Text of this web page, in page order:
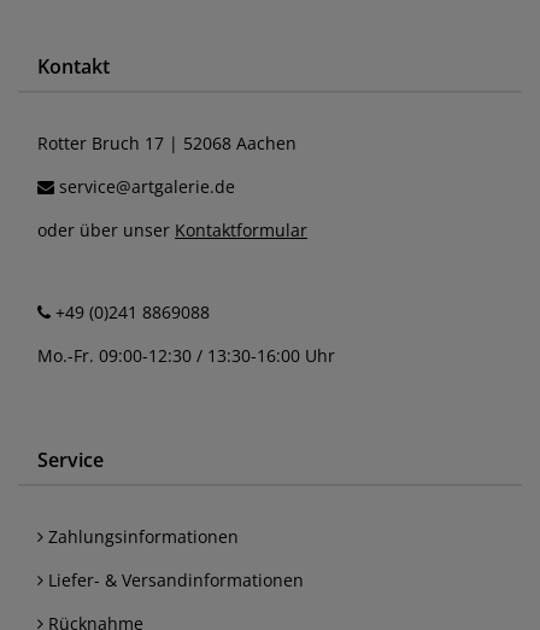
Kontakt
Rotter Bruch 17 | 52068 Aachen
service@artgalerie.de
oder über unser Kontaktformular
+49 (0)241 8869088
Mo.-Fr. 09:00-12:30 / 13:30-16:00 Uhr
Service
Zahlungsinformationen
Liefer- & Versandinformationen
Rücknahme